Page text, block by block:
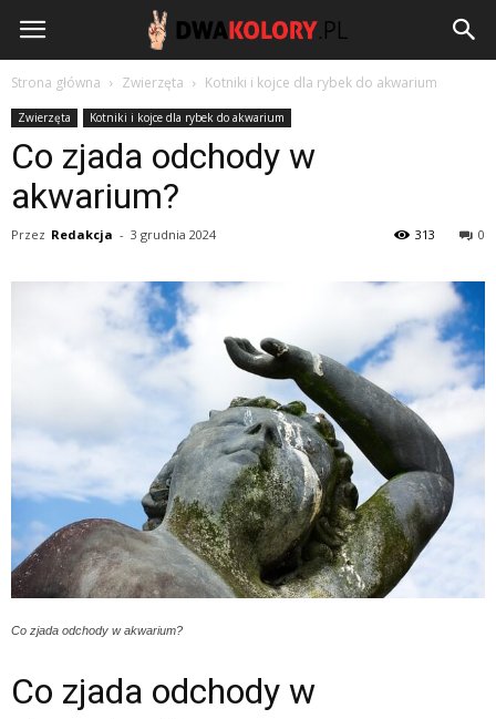
DwaKolory.pl
Strona główna Zwierzęta Kotniki i kojce dla rybek do akwarium
Zwierzęta Kotniki i kojce dla rybek do akwarium
Co zjada odchody w
akwarium?
Przez Redakcja - 3 grudnia 2024 0
313
Co zjada odchody w akwarium?
Co zjada odchody w